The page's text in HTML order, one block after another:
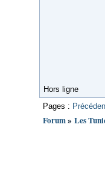
Hors ligne
Pages :
Forum» Les